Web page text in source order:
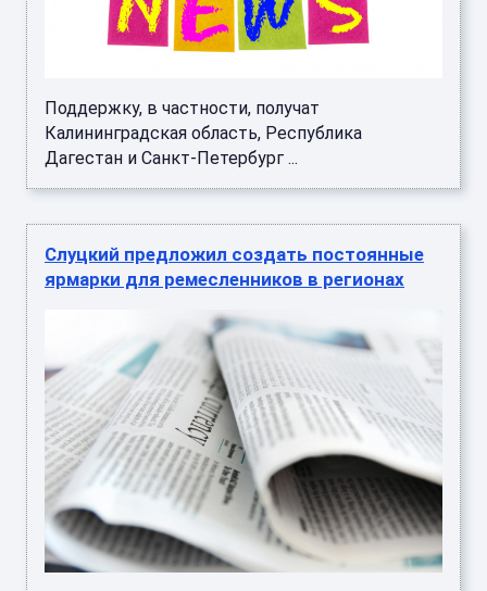
Поддержку, в частности, получат
Калининградская область, Республика
Дагестан и Санкт-Петербург ...
Слуцкий предложил создать постоянные
ярмарки для ремесленников в регионах